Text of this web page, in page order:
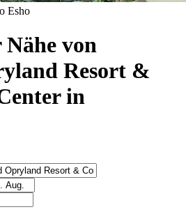
Esho
von
Resort &
in